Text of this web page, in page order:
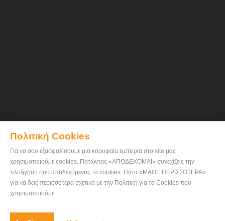
Πολιτική Cookies
Για να σου εξασφαλίσουμε μια κορυφαία εμπειρία στο site μας
χρησιμοποιούμε cookies. Πατώντας «ΑΠΟΔΕΧΟΜΑΙ» συνεχίζεις την
πλοήγηση σου αποδεχόμενος τα cookies. Πάτα «ΜΑΘΕ ΠΕΡΙΣΣΟΤΕΡΑ»
για να δεις περισσότερα σχετικά με την Πολιτική για τα Cookies που
χρησιμοποιούμε.